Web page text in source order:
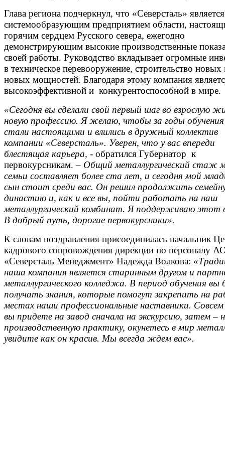
Глава региона подчеркнул, что «Северсталь» является
системообразующим предприятием области,
горячим сердцем Русского севера, ежегодно
демонстрирующим высокие производственные
своей работы. Руководство вкладывает огромные
в техническое перевооружение, строительство новых
новых мощностей. Благодаря этому компания
высокоэффективной и конкурентоспособной в мире.
«Сегодня вы сделали свой первый шаг во взрослую
новую профессию. Я желаю, чтобы за годы
стали настоящими и влились в дружный коллектив
компании «Северсталь». Уверен, что у вас впереди
блестящая карьера, - обратился Губернатор к
первокурсникам.– Общий металлургический стаж
семьи составляет более ста лет, и сегодня мой
сын стоит среди вас. Он решил продолжить
династию и, как и все вы, пойти работать на наш
металлургический комбинат. Я поддерживаю этот
В добрый путь, дорогие первокурсники».
К словам поздравления присоединилась начальник
кадрового сопровождения дирекции по персоналу
«Северсталь Менеджмент» Надежда Волкова:
наша компания является старинным другом и
металлургического колледжа. В период обучения вы
получать знания, которые помогут закрепить на
местах наши профессиональные наставники. Совсем
вы придете на завод сначала на экскурсию, затем –
производственную практику, окунетесь в мир
увидите как он красив. Мы всегда ждем вас».